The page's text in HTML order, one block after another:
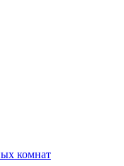
комнат